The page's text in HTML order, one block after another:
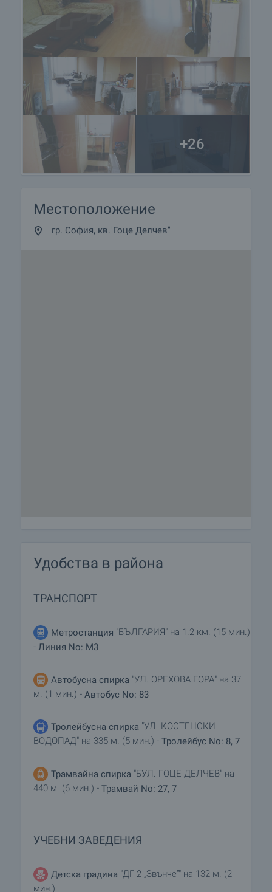
+26
Местоположение
гр. София, кв."Гоце Делчев"
Удобства в района
ТРАНСПОРТ
Метростанция "БЪЛГАРИЯ" на 1.2 км. (15 мин.)
- Линия No: M3
Автобусна спирка "УЛ. ОРЕХОВА ГОРА" на 37
м. (1 мин.) - Автобус No: 83
Тролейбусна спирка "УЛ. КОСТЕНСКИ
ВОДОПАД" на 335 м. (5 мин.) - Тролейбус No: 8, 7
Трамвайна спирка "БУЛ. ГОЦЕ ДЕЛЧЕВ" на
440 м. (6 мин.) - Трамвай No: 27, 7
УЧЕБНИ ЗАВЕДЕНИЯ
Детска градина "ДГ 2 „Звънче“" на 132 м. (2
мин.)